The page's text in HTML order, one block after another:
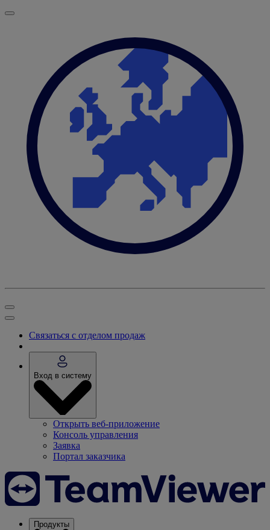
Связаться с отделом продаж
Вход в систему
Открыть веб-приложение
Консоль управления
Заявка
Портал заказчика
Продукты